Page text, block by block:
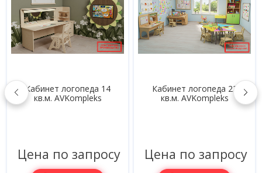
14
Кабинет логопеда 22
кв.м. AVKompleks
Цена по запросу
Кабинет
кв.м.
Цена по